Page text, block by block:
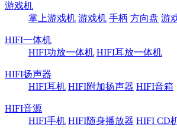
游戏机
掌上游戏机 游戏机 手柄 方向盘 游
HIFI一体机
HIFI功放一体机 HIFI耳放一体机
HIFI扬声器
HIFI耳机 HIFI附加扬声器 HIFI音箱
HIFI音源
HIFI手机 HIFI随身播放器 HIFI CD